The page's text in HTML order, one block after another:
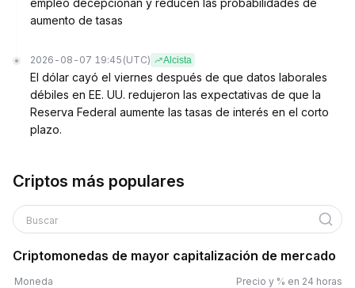
empleo decepcionan y reducen las probabilidades de
aumento de tasas
2026-08-07 19:45 (UTC) Alcista
El dólar cayó el viernes después de que datos laborales
débiles en EE. UU. redujeron las expectativas de que la
Reserva Federal aumente las tasas de interés en el corto
plazo.
Criptos más populares
Buscar
Criptomonedas de mayor capitalización de mercado
Moneda Precio y % en 24 horas